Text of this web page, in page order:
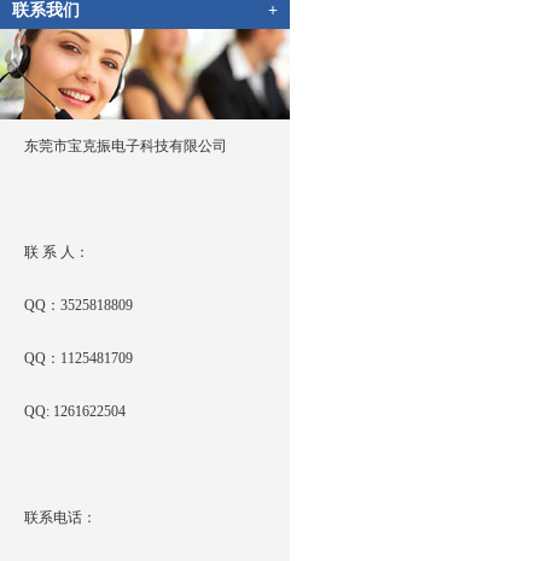
联系我们 +
东莞市宝克振电子科技有限公司
联 系 人：
QQ：3525818809
QQ：1125481709
QQ: 1261622504
联系电话：